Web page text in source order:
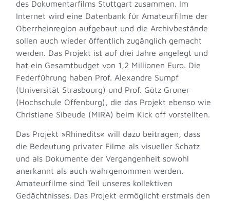
des Dokumentarfilms Stuttgart zusammen. Im
Internet wird eine Datenbank für Amateurfilme der
Oberrheinregion aufgebaut und die Archivbestände
sollen auch wieder öffentlich zugänglich gemacht
werden. Das Projekt ist auf drei Jahre angelegt und
hat ein Gesamtbudget von 1,2 Millionen Euro. Die
Federführung haben Prof. Alexandre Sumpf
(Universität Strasbourg) und Prof. Götz Gruner
(Hochschule Offenburg), die das Projekt ebenso wie
Christiane Sibeude (MIRA) beim Kick off vorstellten.
Das Projekt »Rhinedits« will dazu beitragen, dass
die Bedeutung privater Filme als visueller Schatz
und als Dokumente der Vergangenheit sowohl
anerkannt als auch wahrgenommen werden.
Amateurfilme sind Teil unseres kollektiven
Gedächtnisses. Das Projekt ermöglicht erstmals den